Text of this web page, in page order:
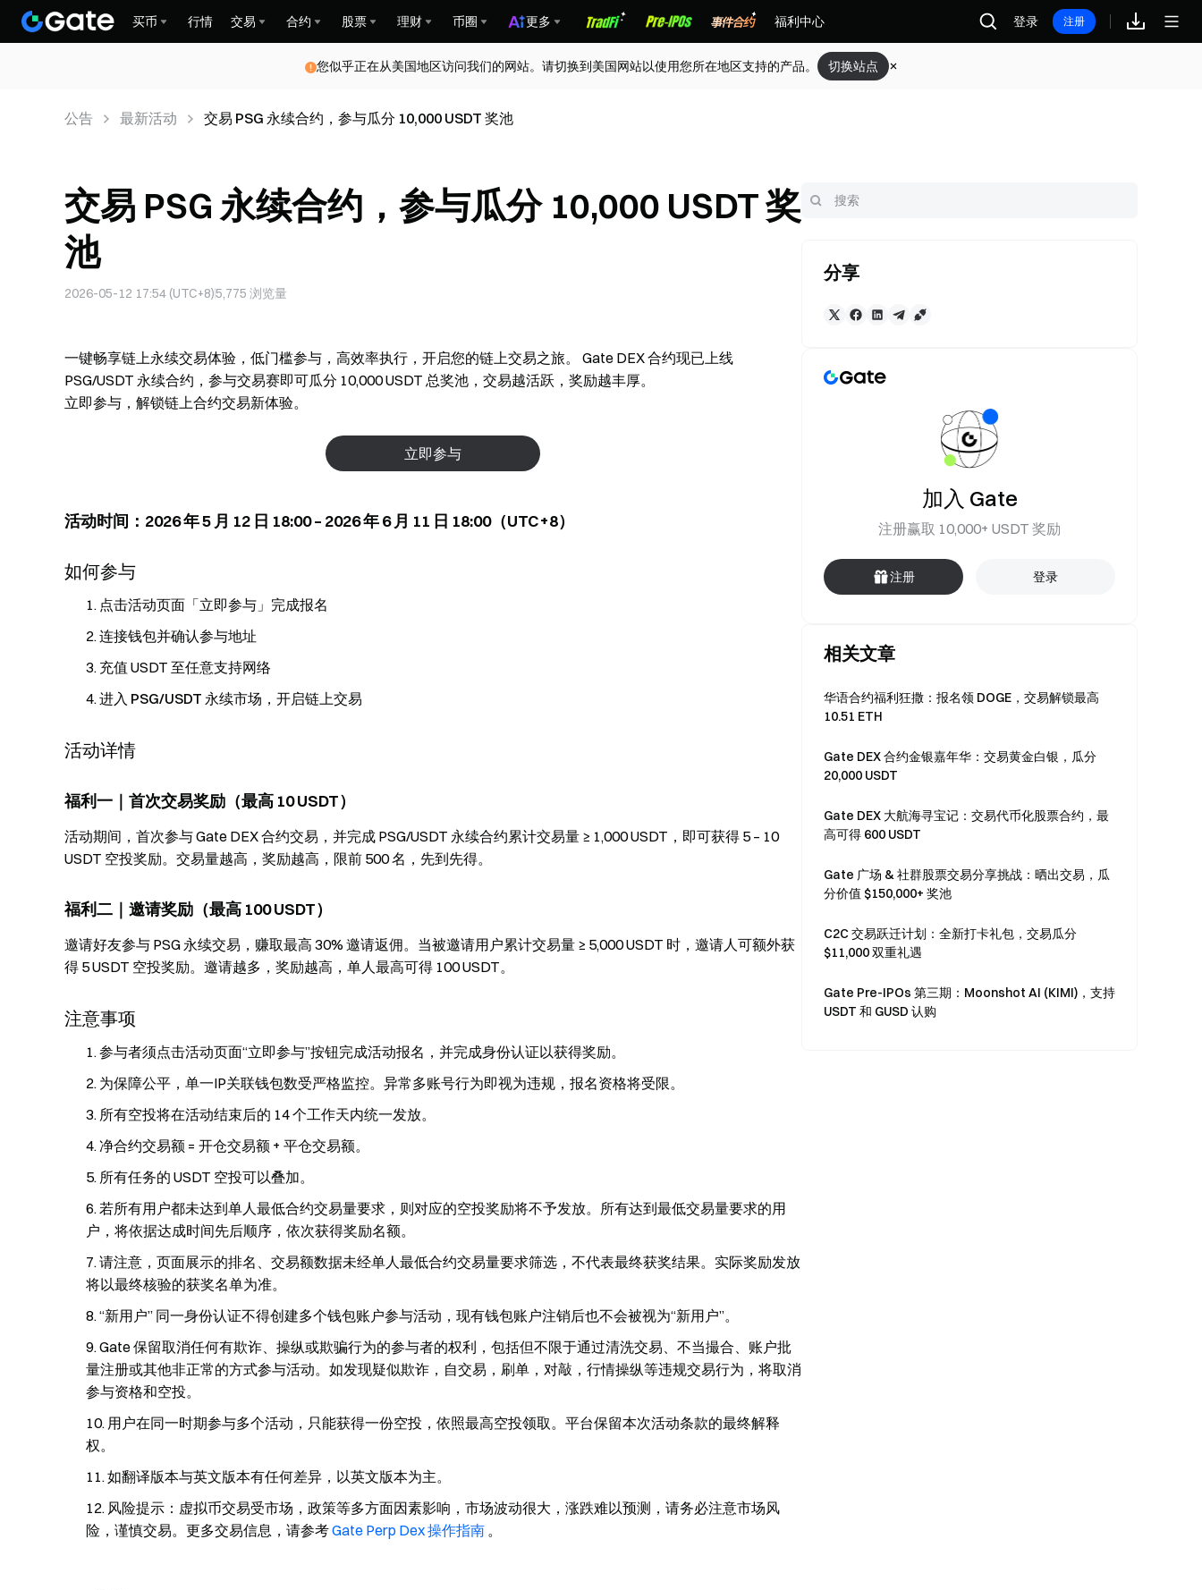
买币 行情 交易 合约 股票 理财 币圈 更多 福利中心 登录 注册
您似乎正在从美国地区访问我们的网站。请切换到美国网站以使用您所在地区支持的产品。 切换站点
公告 最新活动 交易 PSG 永续合约，参与瓜分 10,000 USDT 奖池
交易 PSG 永续合约，参与瓜分 10,000 USDT 奖
池
2026-05-12 17:54 (UTC+8)5,775 浏览量
一键畅享链上永续交易体验，低门槛参与，高效率执行，开启您的链上交易之旅。 Gate DEX 合约现已上线
PSG/USDT 永续合约，参与交易赛即可瓜分 10,000 USDT 总奖池，交易越活跃，奖励越丰厚。
立即参与，解锁链上合约交易新体验。
立即参与
活动时间：2026 年 5 月 12 日 18:00 – 2026 年 6 月 11 日 18:00（UTC+8）
如何参与
点击活动页面「立即参与」完成报名
连接钱包并确认参与地址
充值 USDT 至任意支持网络
进入 PSG/USDT 永续市场，开启链上交易
活动详情
福利一｜首次交易奖励（最高 10 USDT）
活动期间，首次参与 Gate DEX 合约交易，并完成 PSG/USDT 永续合约累计交易量 ≥ 1,000 USDT，即可获得 5 – 10
USDT 空投奖励。交易量越高，奖励越高，限前 500 名，先到先得。
福利二｜邀请奖励（最高 100 USDT）
邀请好友参与 PSG 永续交易，赚取最高 30% 邀请返佣。当被邀请用户累计交易量 ≥ 5,000 USDT 时，邀请人可额外获
得 5 USDT 空投奖励。邀请越多，奖励越高，单人最高可得 100 USDT。
注意事项
参与者须点击活动页面“立即参与”按钮完成活动报名，并完成身份认证以获得奖励。
为保障公平，单一IP关联钱包数受严格监控。异常多账号行为即视为违规，报名资格将受限。
所有空投将在活动结束后的 14 个工作天内统一发放。
净合约交易额 = 开仓交易额 + 平仓交易额。
所有任务的 USDT 空投可以叠加。
若所有用户都未达到单人最低合约交易量要求，则对应的空投奖励将不予发放。所有达到最低交易量要求的用
户，将依据达成时间先后顺序，依次获得奖励名额。
请注意，页面展示的排名、交易额数据未经单人最低合约交易量要求筛选，不代表最终获奖结果。实际奖励发放
将以最终核验的获奖名单为准。
“新用户” 同一身份认证不得创建多个钱包账户参与活动，现有钱包账户注销后也不会被视为“新用户”。
Gate 保留取消任何有欺诈、操纵或欺骗行为的参与者的权利，包括但不限于通过清洗交易、不当撮合、账户批
量注册或其他非正常的方式参与活动。如发现疑似欺诈，自交易，刷单，对敲，行情操纵等违规交易行为，将取消
参与资格和空投。
用户在同一时期参与多个活动，只能获得一份空投，依照最高空投领取。平台保留本次活动条款的最终解释
权。
如翻译版本与英文版本有任何差异，以英文版本为主。
风险提示：虚拟币交易受市场，政策等多方面因素影响，市场波动很大，涨跌难以预测，请务必注意市场风
险，谨慎交易。更多交易信息，请参考Gate Perp Dex 操作指南 。
分享
加入 Gate
注册赢取 10,000+ USDT 奖励
注册 登录
相关文章
华语合约福利狂撒：报名领 DOGE，交易解锁最高
10.51 ETH
Gate DEX 合约金银嘉年华：交易黄金白银，瓜分
20,000 USDT
Gate DEX 大航海寻宝记：交易代币化股票合约，最
高可得 600 USDT
Gate 广场 & 社群股票交易分享挑战：晒出交易，瓜
分价值 $150,000+ 奖池
C2C 交易跃迁计划：全新打卡礼包，交易瓜分
$11,000 双重礼遇
Gate Pre-IPOs 第三期：Moonshot AI (KIMI)，支持
USDT 和 GUSD 认购